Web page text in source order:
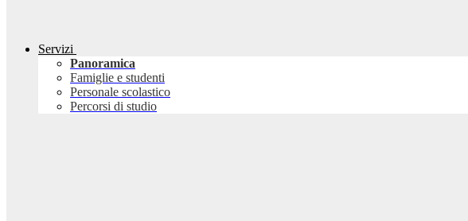
Servizi
Panoramica
Famiglie e studenti
Personale scolastico
Percorsi di studio